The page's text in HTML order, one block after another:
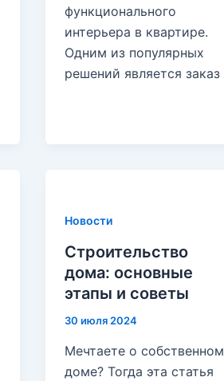
функционального
интерьера в квартире.
Одним из популярных
решений является заказ
Новости
Строительство
дома: основные
этапы и советы
30 июля 2024
Мечтаете о собственном
доме? Тогда эта статья